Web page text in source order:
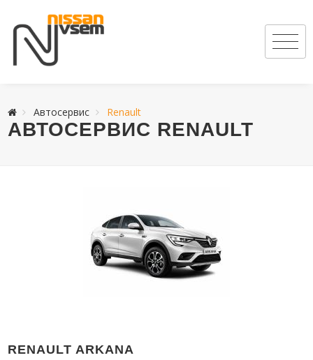
Автосервис Renault
АВТОСЕРВИС RENAULT
RENAULT ARKANA